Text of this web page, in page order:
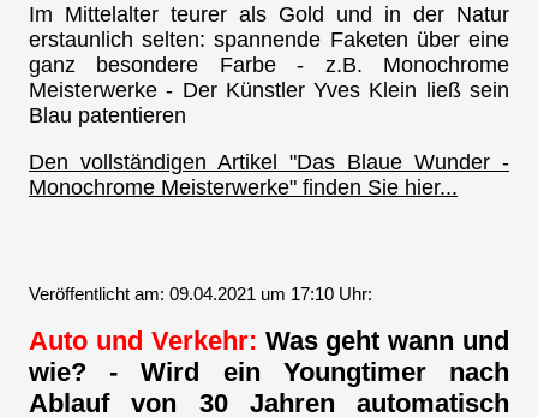
Im Mittelalter teurer als Gold und in der Natur
erstaunlich selten: spannende Faketen über eine
ganz besondere Farbe - z.B. Monochrome
Meisterwerke - Der Künstler Yves Klein ließ sein
Blau patentieren
Den vollständigen Artikel "Das Blaue Wunder -
Monochrome Meisterwerke" finden Sie hier...
Veröffentlicht am: 09.04.2021 um 17:10 Uhr:
Auto und Verkehr: Was geht wann und
wie? - Wird ein Youngtimer nach
Ablauf von 30 Jahren automatisch